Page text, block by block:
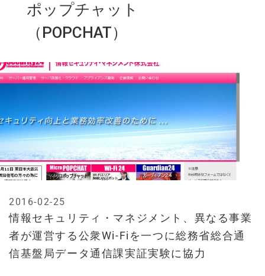
ポップチャット
（POPCHAT）
情報セキュリティ・マネジメント、異なる事業
者が運営する公衆Wi-Fiを一つに総務省総合通
信基盤局データ通信課実証実験に協力
2016-02-25